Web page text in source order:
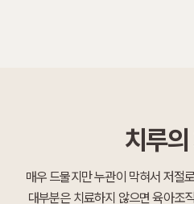
치루
매우 드물지만 누관이 막혀서 저절
대부분은 치료하지 않으면 육아조